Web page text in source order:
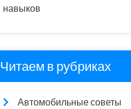
навыков
Читаем в рубриках
Автомобильные советы